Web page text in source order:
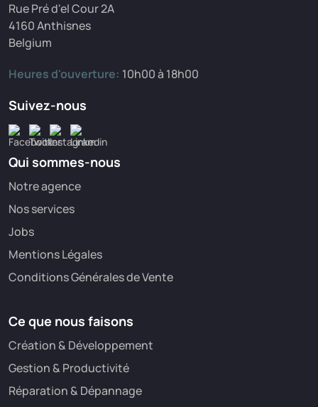
Rue Pré d'el Cour 2A
4160 Anthisnes
Belgium
Heures d'ouverture: 10h00 à 18h00
Suivez-nous
Qui sommes-nous
Notre agence
Nos services
Jobs
Mentions Légales
Conditions Générales de Vente
Ce que nous faisons
Création & Développement
Gestion & Productivité
Réparation & Dépannage